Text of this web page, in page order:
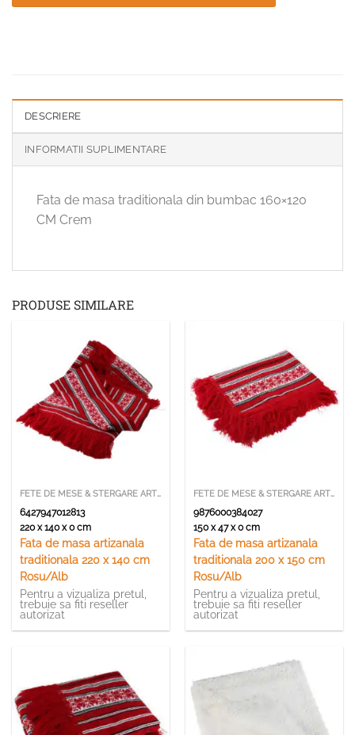
DESCRIERE
INFORMATII SUPLIMENTARE
Fata de masa traditionala din bumbac 160×120
CM Crem
PRODUSE SIMILARE
FETE DE MESE & STERGARE ARTIZANALE
6427947012813
220 x 140 x 0 cm
Fata de masa artizanala
traditionala 220 x 140 cm
Rosu/Alb
Pentru a vizualiza pretul,
trebuie sa fiti reseller
autorizat
FETE DE MESE & STERGARE ARTIZANALE
9876000384027
150 x 47 x 0 cm
Fata de masa artizanala
traditionala 200 x 150 cm
Rosu/Alb
Pentru a vizualiza pretul,
trebuie sa fiti reseller
autorizat